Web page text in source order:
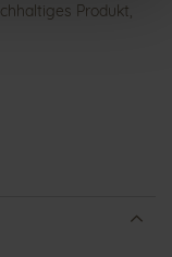
Produkt,